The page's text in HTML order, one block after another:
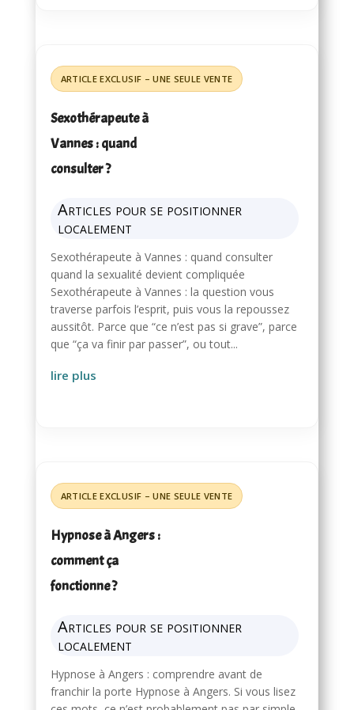
Sexothérapeute à
Vannes : quand
consulter ?
Articles pour se positionner
localement
Sexothérapeute à Vannes : quand consulter
quand la sexualité devient compliquée
Sexothérapeute à Vannes : la question vous
traverse parfois l’esprit, puis vous la repoussez
aussitôt. Parce que “ce n’est pas si grave”, parce
que “ça va finir par passer”, ou tout...
lire plus
Hypnose à Angers :
comment ça
fonctionne ?
Articles pour se positionner
localement
Hypnose à Angers : comprendre avant de
franchir la porte Hypnose à Angers. Si vous lisez